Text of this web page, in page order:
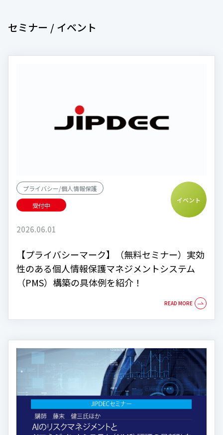
セミナー / イベント
プライバシー/個人情報保護
受付中
イベント
2026.06.01
【プライバシーマーク】（無料セミナー）実効
性のある個人情報保護マネジメントシステム
（PMS）構築の具体例を紹介！